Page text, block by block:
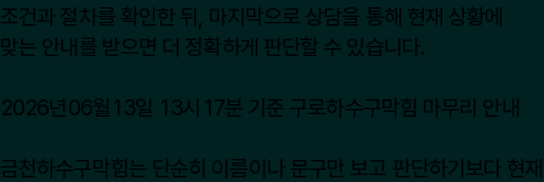
조건과 절차를 확인한 뒤, 마지막으로 상담을 통해 현재 상황에
맞는 안내를 받으면 더 정확하게 판단할 수 있습니다.
2026년06월13일 13시17분 기준 구로하수구막힘 마무리 안내
금천하수구막힘는 단순히 이름이나 문구만 보고 판단하기보다 현재